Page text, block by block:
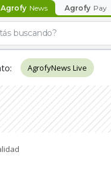
Agrofy News Agrofy Pay
: AgrofyNews Live